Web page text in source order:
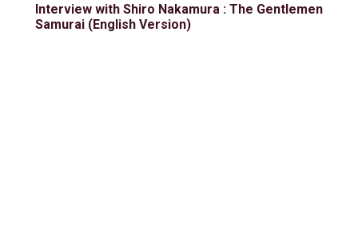
Interview with Shiro Nakamura : The Gentlemen
Samurai (English Version)